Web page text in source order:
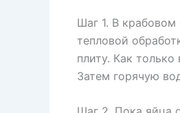
Шаг 1. В крабовом
тепловой
плиту. Как
Затем горячую